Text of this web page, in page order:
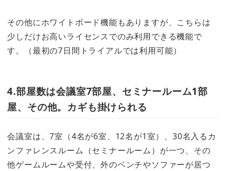
その他にホワイトボード機能もありますが、こちらは
少しだけお高いライセンスでのみ利用できる機能で
す。（最初の7日間トライアルでは利用可能）
4.部屋数は会議室7部屋、セミナールーム1部
屋、その他。カギも掛けられる
会議室は、7室（4名が6室、12名が1室）、30名入るカ
ンファレンスルーム（セミナールーム）が一つ、その
他ゲームルームや受付、外のベンチやソファーが居つ